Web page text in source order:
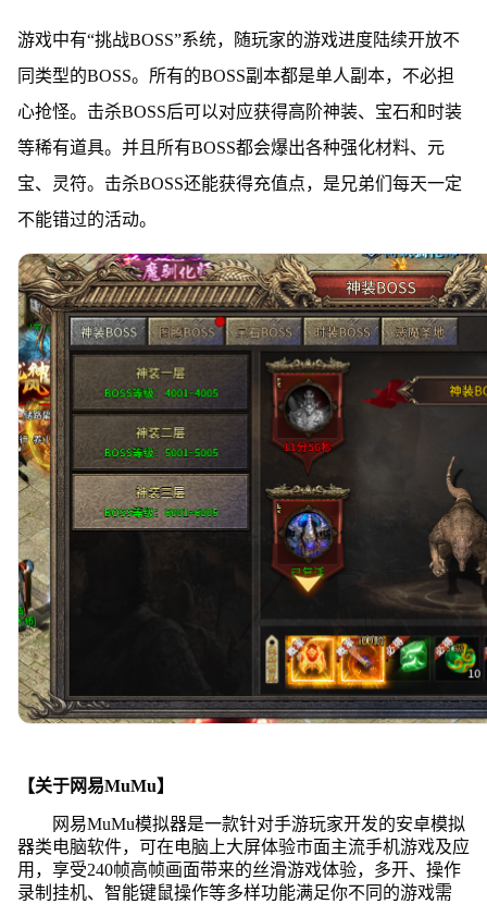
游戏中有“挑战BOSS”系统，随玩家的游戏进度陆续开放不
同类型的BOSS。所有的BOSS副本都是单人副本，不必担
心抢怪。击杀BOSS后可以对应获得高阶神装、宝石和时装
等稀有道具。并且所有BOSS都会爆出各种强化材料、元
宝、灵符。击杀BOSS还能获得充值点，是兄弟们每天一定
不能错过的活动。
【关于网易MuMu】
网易MuMu模拟器是一款针对手游玩家开发的安卓模拟
器类电脑软件，可在电脑上大屏体验市面主流手机游戏及应
用，享受240帧高帧画面带来的丝滑游戏体验，多开、操作
录制挂机、智能键鼠操作等多样功能满足你不同的游戏需